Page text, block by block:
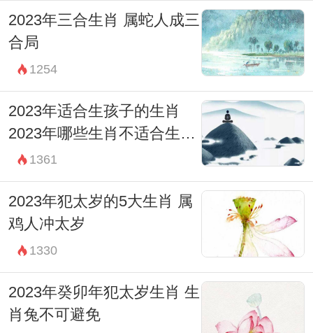
2023年三合生肖 属蛇人成三
合局
1254
2023年适合生孩子的生肖
2023年哪些生肖不适合生孩
子 1361
2023年犯太岁的5大生肖 属
鸡人冲太岁
1330
2023年癸卯年犯太岁生肖 生
肖兔不可避免